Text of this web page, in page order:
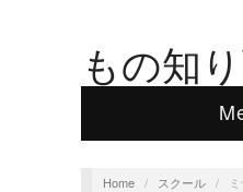
もの知
Home / スクール /